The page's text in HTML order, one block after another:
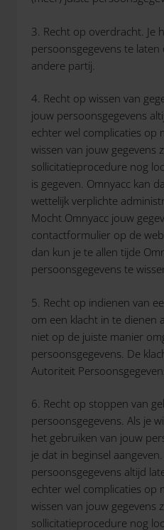
3. Recht op overdracht. Je
persoonsgegevens te
andere partij.
4. Recht op wissen van
jouw persoonsgegevens
echter wel complicaties op
wissen van jouw gegevens
sollicitatieprocedure nog
is gegeven. Omnyacc kan
wettelijk verplichte
Mocht Omnyacc jouw
contactformulier op de
dan kun je te allen tijde
persoonsgegevens te
5. Recht op indienen van
om een klacht in te dienen
niet op de juiste manier
persoonsgegevens. De
Autoriteit
6. Recht op stoppen van
persoonsgegevens. Als je
het gebruiken van jouw
je dat in beginsel
persoonsgegevens altijd
echter wel complicaties op
wissen van jouw gegevens
sollicitatieprocedure nog